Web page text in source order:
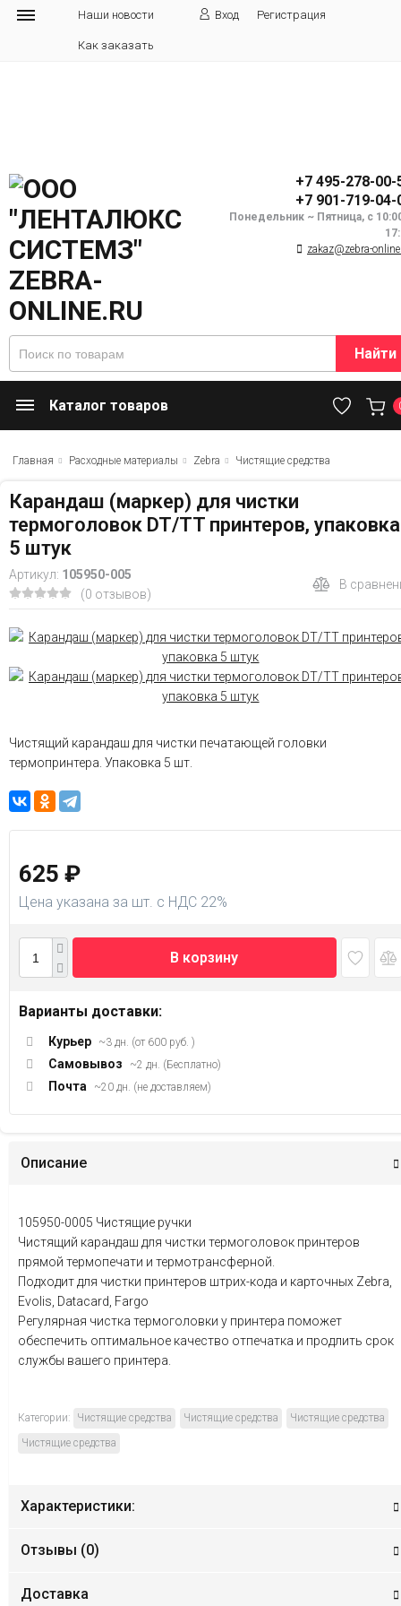
Наши новости Вход Регистрация
Как заказать
+7 495-278-00-
+7 901-719-04-
Понедельник ~ Пятница, с
zakaz@zebra-
Найти
Каталог товаров
Главная Расходные материалы Zebra Чистящие средства
Карандаш (маркер) для чистки
термоголовок DT/TT принтеров, упаковка
5 штук
Артикул: 105950-005
(0 отзывов)
В
Чистящий карандаш для чистки печатающей головки
термопринтера. Упаковка 5 шт.
625 ₽
Цена указана за шт. с НДС 22%
В корзину
Варианты доставки:
Курьер ~3 дн. (от 600 руб. )
Самовывоз ~2 дн. (Бесплатно)
Почта ~20 дн. (не доставляем)
Описание
105950-0005 Чистящие ручки
Чистящий карандаш для чистки термоголовок принтеров
прямой термопечати и термотрансферной.
Подходит для чистки принтеров штрих-кода и карточных Zebra,
Evolis, Datacard, Fargo
Регулярная чистка термоголовки у принтера поможет
обеспечить оптимальное качество отпечатка и продлить срок
службы вашего принтера.
Категории: Чистящие средства Чистящие средства
Чистящие средства
Чистящие средства
Характеристики:
Отзывы (0)
Доставка